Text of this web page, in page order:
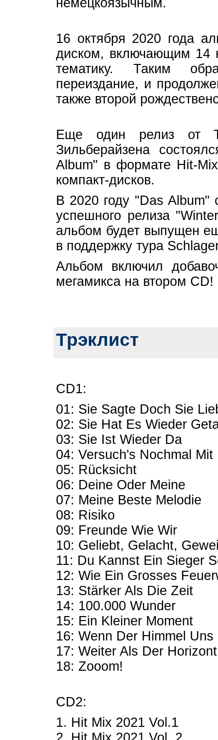
немецкоязычным.
16 октября 2020 года
диском, включающим 14
тематику. Таким
переиздание, и
также второй
Еще один релиз от
Зильберайзена
Album" в формате Hit-
компакт-дисков.
В 2020 году "Das Album"
успешного релиза
альбом будет выпущен
в поддержку тура
Альбом включил
мегамикса на втором CD!
Трэклист
CD1:
01: Sie Sagte Doch Sie
02: Sie Hat Es Wieder
03: Sie Ist Wieder Da
04: Versuch's Nochmal Mit
05: Rücksicht
06: Deine Oder Meine
07: Meine Beste Melodie
08: Risiko
09: Freunde Wie Wir
10: Geliebt, Gelacht,
11: Du Kannst Ein Sieger
12: Wie Ein Grosses
13: Stärker Als Die Zeit
14: 100.000 Wunder
15: Ein Kleiner Moment
16: Wenn Der Himmel Uns
17: Weiter Als Der Horizont
18: Zooom!
CD2:
1. Hit Mix 2021 Vol.1